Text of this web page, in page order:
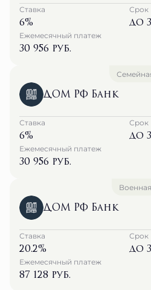
Ставка
6%
Срок
до
Ежемесячный платеж
30 956 руб.
ДОМ РФ Банк
Ставка
6%
Срок
до
Ежемесячный платеж
30 956 руб.
Военная
ДОМ РФ Банк
Ставка
20.2%
Срок
до
Ежемесячный платеж
87 128 руб.